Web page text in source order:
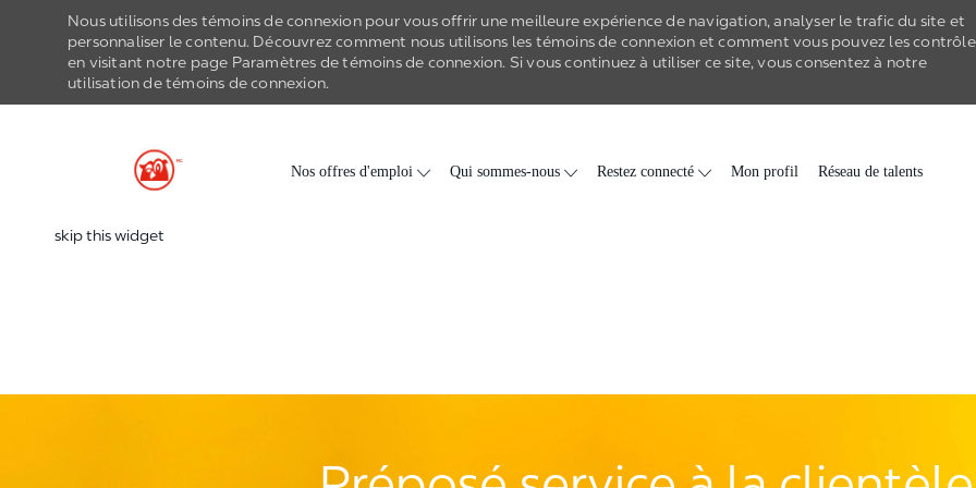
Nous utilisons des témoins de connexion pour vous offrir une meilleure expérience de navigation, analyser le trafic du site et
personnaliser le contenu. Découvrez comment nous utilisons les témoins de connexion et comment vous pouvez les
en visitant notre page Paramètres detémoins de connexion. Si vous continuez à utiliser ce site, vous consentez à notre
utilisation detémoins de connexion.
Skip to main content
Nos offres d'emploi Qui sommes-nous Restez connecté Mon profil Réseau de talents
skip this widget